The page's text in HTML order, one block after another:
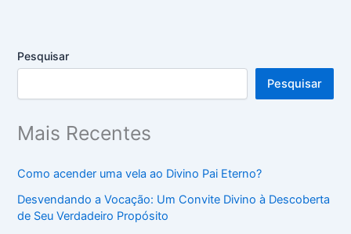
Pesquisar
Pesquisar
Mais Recentes
Como acender uma vela ao Divino Pai Eterno?
Desvendando a Vocação: Um Convite Divino à Descoberta
de Seu Verdadeiro Propósito